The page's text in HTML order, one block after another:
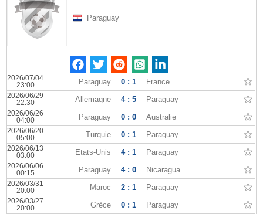
Paraguay
2026/07/04
23:00
Paraguay 0 : 1 France
2026/06/29
22:30
Allemagne 4 : 5 Paraguay
2026/06/26
04:00
Paraguay 0 : 0 Australie
2026/06/20
05:00
Turquie 0 : 1 Paraguay
2026/06/13
03:00
États-Unis 4 : 1 Paraguay
2026/06/06
00:15
Paraguay 4 : 0 Nicaragua
2026/03/31
20:00
Maroc 2 : 1 Paraguay
2026/03/27
20:00
Grèce 0 : 1 Paraguay